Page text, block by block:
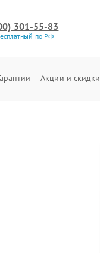
301-55-83
по РФ
Акции и скидки